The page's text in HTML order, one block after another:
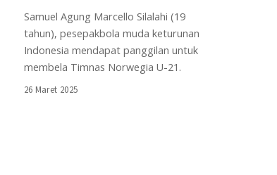
Samuel Agung Marcello Silalahi (19
tahun), pesepakbola muda keturunan
Indonesia mendapat panggilan untuk
membela Timnas Norwegia U-21.
26 Maret 2025